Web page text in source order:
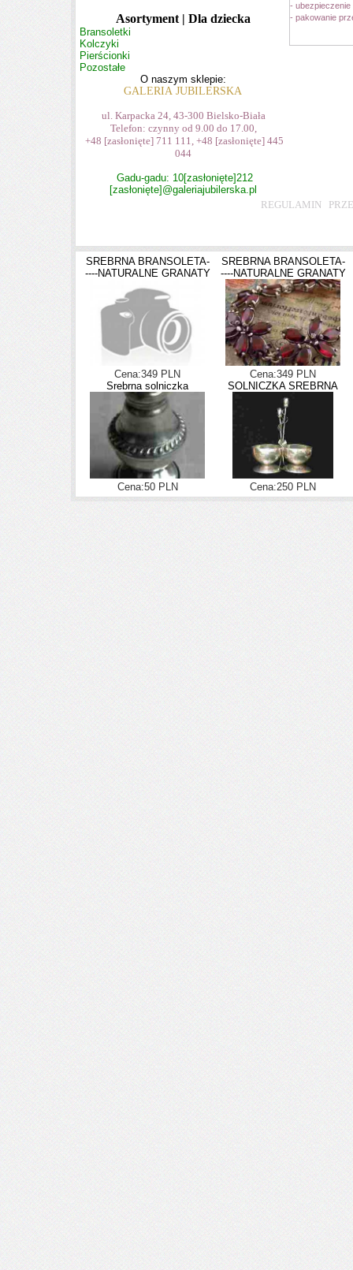
Asortyment | Dla dziecka
Bransoletki
Kolczyki
Pierścionki
Pozostałe
O naszym sklepie:
GALERIA JUBILERSKA
ul. Karpacka 24, 43-300 Bielsko-Biała
Telefon: czynny od 9.00 do 17.00,
+48 [zasłonięte] 711 111, +48 [zasłonięte] 445
044
Gadu-gadu: 10[zasłonięte]212
[zasłonięte] @galeriajubilerska.pl
- ubezpieczenie
- pakowanie
REGULAMIN
SREBRNA BRANSOLETA-
----NATURALNE GRANATY
Cena:349 PLN
SREBRNA BRANSOLETA-
----NATURALNE GRANATY
Cena:349 PLN
Srebrna solniczka
Cena:50 PLN
SOLNICZKA SREBRNA
Cena:250 PLN